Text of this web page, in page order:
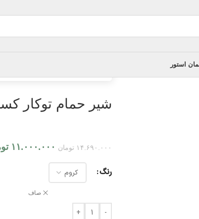
استور
شیر حمام توکار
۱۴.۶۹۰.۰۰۰ تومان ۱۱.۰۰۰.۰۰۰
رنگ
صاف
-
+